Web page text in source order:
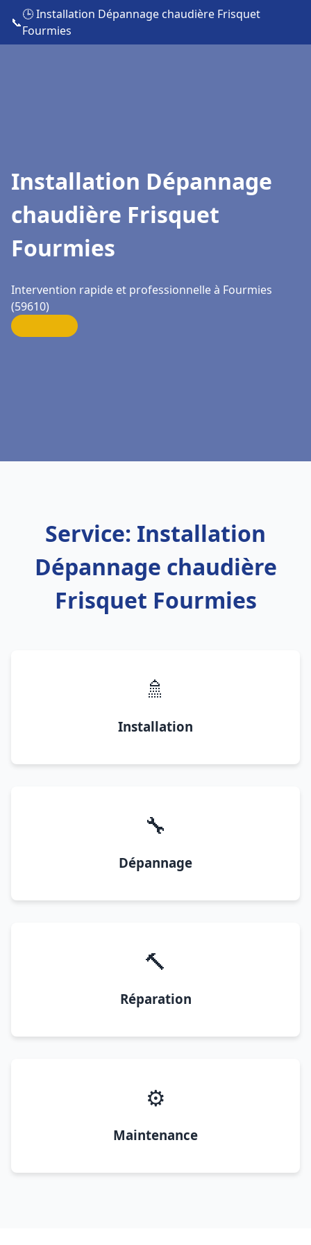
📞
🕒 Installation Dépannage chaudière Frisquet
Fourmies
Installation Dépannage
chaudière Frisquet
Fourmies
Intervention rapide et professionnelle à Fourmies
(59610)
Service: Installation
Dépannage chaudière
Frisquet Fourmies
🚿
Installation
🔧
Dépannage
🔨
Réparation
⚙️
Maintenance